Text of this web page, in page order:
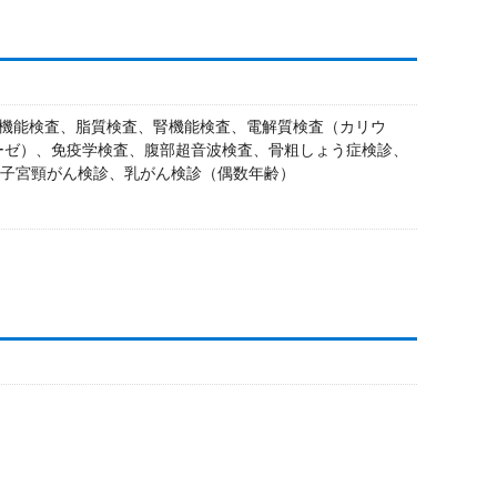
能検査、脂質検査、腎機能検査、電解質検査（カリウ
）、免疫学検査、腹部超音波検査、骨粗しょう症検診、
宮頸がん検診、乳がん検診（偶数年齢）